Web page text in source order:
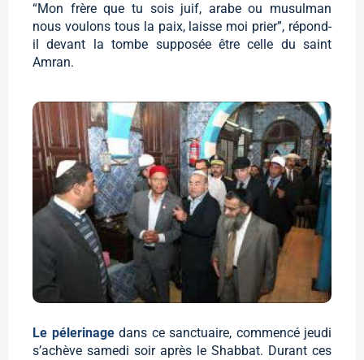
“Mon frère que tu sois juif, arabe ou musulman
nous voulons tous la paix, laisse moi prier”, répond-
il devant la tombe supposée être celle du saint
Amran.
Le pélerinage dans ce sanctuaire, commencé jeudi
s’achève samedi soir après le Shabbat. Durant ces